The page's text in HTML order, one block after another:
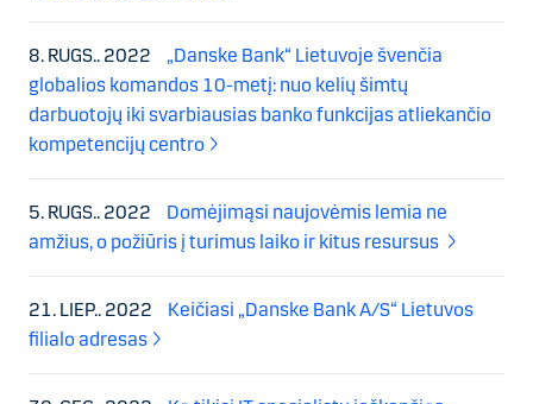
8. RUGS.. 2022
„Danske Bank“ Lietuvoje švenčia
globalios komandos 10-metį: nuo kelių šimtų
darbuotojų iki svarbiausias banko funkcijas atliekančio
kompetencijų centro
5. RUGS.. 2022
Domėjimąsi naujovėmis lemia ne
amžius, o požiūris į turimus laiko ir kitus resursus
21. LIEP.. 2022
Keičiasi „Danske Bank A/S“ Lietuvos
filialo adresas